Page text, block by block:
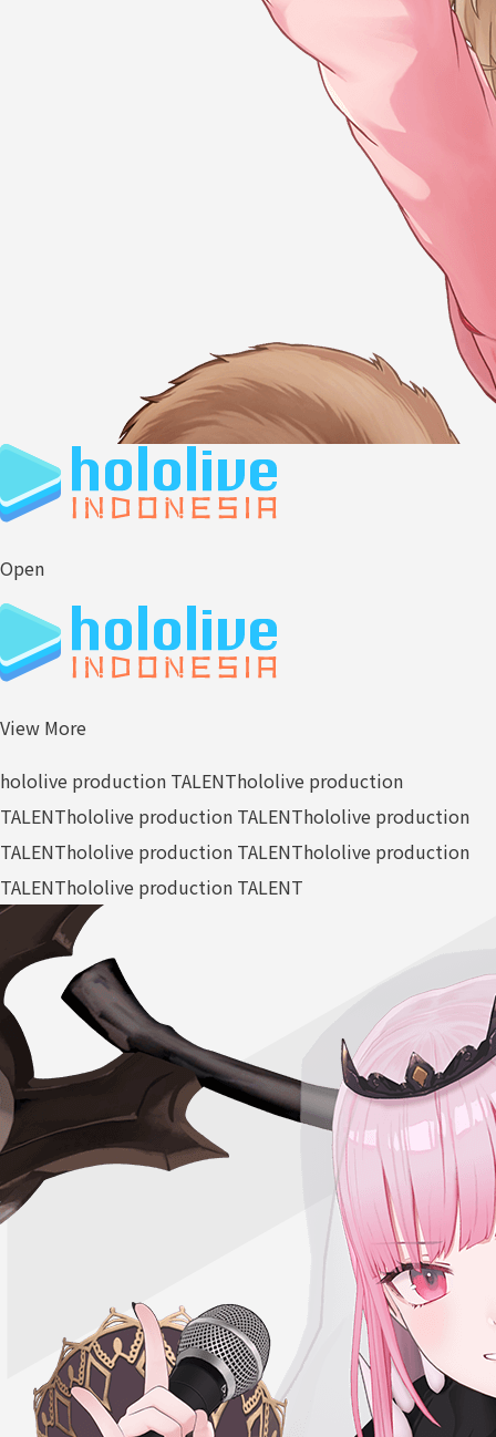
Open
View More
hololive production TALENThololive production
TALENThololive production TALENThololive production
TALENThololive production TALENThololive production
TALENThololive production TALENT